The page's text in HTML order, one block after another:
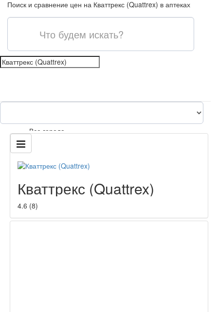
Поиск и сравнение цен на Кваттрекс (Quattrex) в аптеках
content_paste
Все города
Кваттрекс (Quattrex)
4.6 (8)